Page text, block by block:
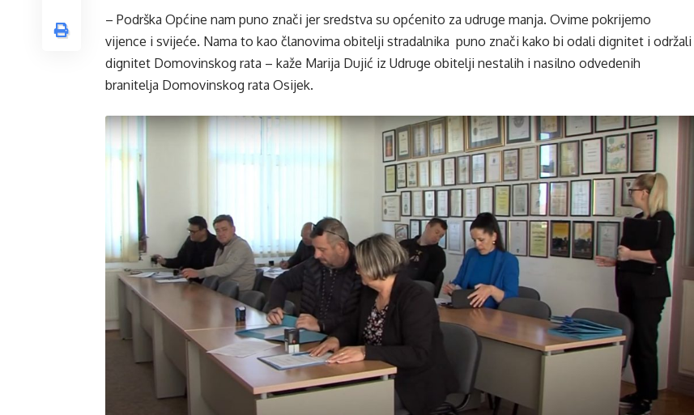
– Podrška Općine nam puno znači jer sredstva su općenito za udruge manja. Ovime pokrijemo
vijence i svijeće. Nama to kao članovima obitelji stradalnika puno znači kako bi odali dignitet i održali
dignitet Domovinskog rata – kaže Marija Dujić iz Udruge obitelji nestalih i nasilno odvedenih
branitelja Domovinskog rata Osijek.